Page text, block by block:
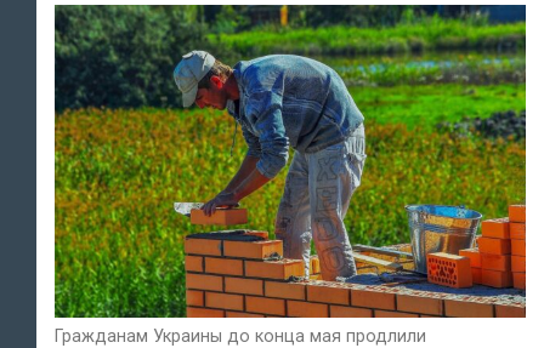
Гражданам Украины до конца мая продлили